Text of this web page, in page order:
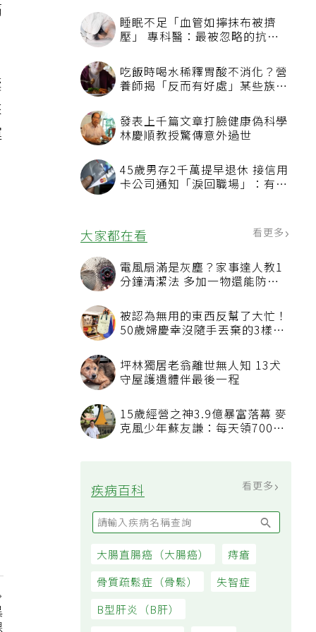
最新文章 看更多
睡眠不足「血管如擰抹布被擠
方法
吃飯時喝水稀釋胃酸不消化？營
養師揭「反而有好處」某些族群
才要禁